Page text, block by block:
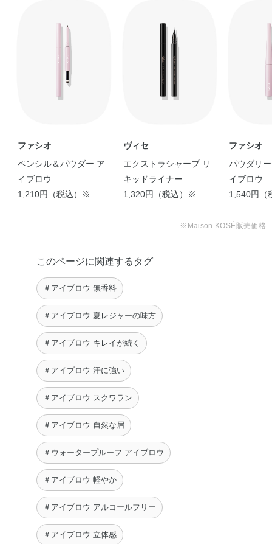
ファシオ
ペンシル＆パウダー ア
イブロウ
1,210円（税込）※
ヴィセ
エクストラシャープ リ
キッドライナー
1,320円（税込）※
ファシオ
パウダリ
イブロウ
1,540円（
※Maison KOSÉ販売価格
このページに関連するタグ
＃アイブロウ 無香料
＃アイブロウ 夏レジャーの味方
＃アイブロウ キレイが続く
＃アイブロウ 汗に強い
＃アイブロウ スクワラン
＃アイブロウ 自然な眉
＃ウォータープルーフ アイブロウ
＃アイブロウ 軽やか
＃アイブロウ アルコールフリー
＃アイブロウ 立体感